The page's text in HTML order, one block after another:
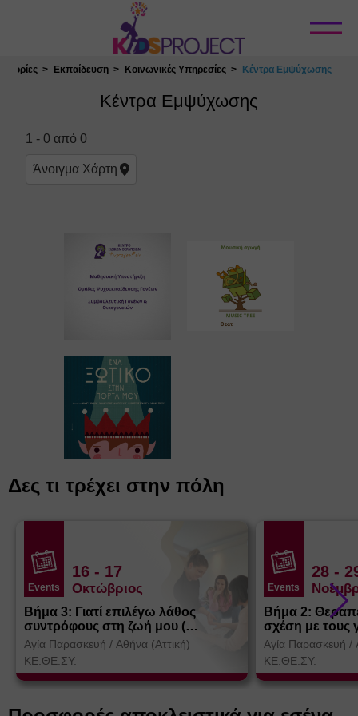
Κλείσιμο
Εκπαίδευση Κοινωνικές Υπηρεσίες Κέντρα Εμψύχωσης
Κέντρα Εμψύχωσης
1 -0 από0
Άνοιγμα Χάρτη
Δες τι τρέχει στην πόλη
Events
16 - 17
Οκτώβριος
Βήμα 3: Γιατί επιλέγω λάθος
συντρόφους στη ζωή μου (
Θεσσαλονίκη)
Αγία Παρασκευή / Αθήνα (Αττική)
ΚΕ.ΘΕ.ΣΥ.
Events
28 -
Βήμα 2:
σχέση με τους
Αγία Παρασκευή /
ΚΕ.ΘΕ.ΣΥ.